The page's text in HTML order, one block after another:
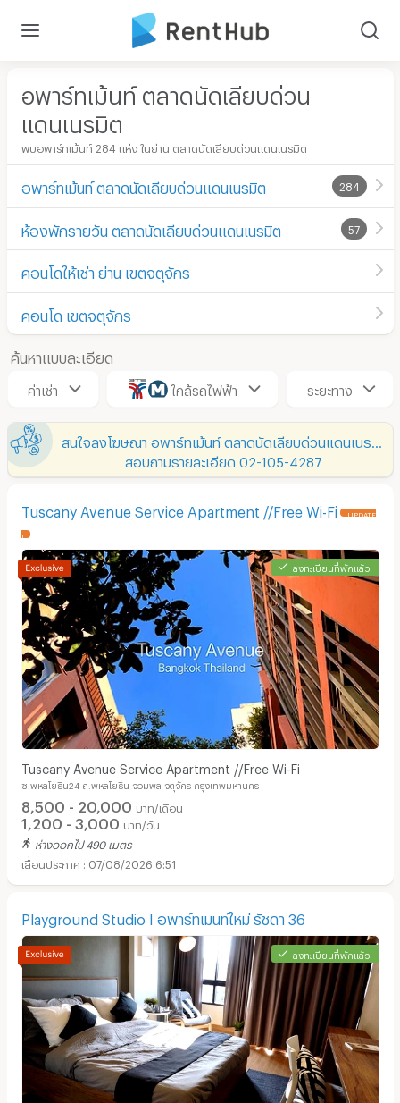
อพาร์ทเม้นท์ ตลาดนัดเลียบด่วน
แดนเนรมิต
พบอพาร์ทเม้นท์ 284 แห่ง ในย่าน ตลาดนัดเลียบด่วนแดนเนรมิต
อพาร์ทเม้นท์ ตลาดนัดเลียบด่วนแดนเนรมิต 284
ห้องพักรายวัน ตลาดนัดเลียบด่วนแดนเนรมิต 57
คอนโดให้เช่า ย่าน เขตจตุจักร
คอนโด เขตจตุจักร
ค้นหาแบบละเอียด
ค่าเช่า ใกล้รถไฟฟ้า ระยะทาง
สอบถามรายละเอียด 02-105-4287
อพาร์ทเม้นท์ หอพัก ย่าน ตลาดนัดเลียบด่วนแดนเนรมิต :
Tuscany Avenue Service Apartment //Free Wi-Fi UPDATE
!
ลงทะเบียนที่พักแล้ว
Tuscany Avenue Service Apartment //Free Wi-Fi
ซ.พหลโยธิน24 ถ.พหลโยธิน จอมพล จตุจักร กรุงเทพมหานคร
8,500 - 20,000 บาท/เดือน
1,200 - 3,000 บาท/วัน
ห่างออกไป 490 เมตร
07/08/2026 6:51
Playground Studio I อพาร์ทเมนท์ใหม่ รัชดา 36
ลงทะเบียนที่พักแล้ว